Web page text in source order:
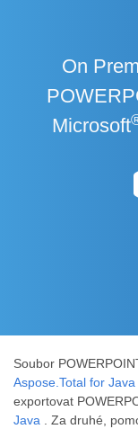
On
Microsoft
Soubor
Aspose.Total for Java
exportovat
Java . Za druhé,